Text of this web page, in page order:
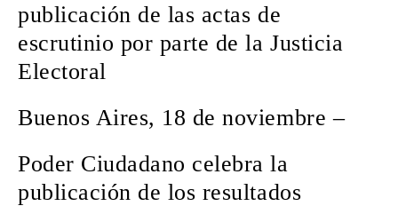
publicación de las actas de
escrutinio por parte de la Justicia
Electoral
Buenos Aires, 18 de noviembre –
Poder Ciudadano celebra la
publicación de los resultados